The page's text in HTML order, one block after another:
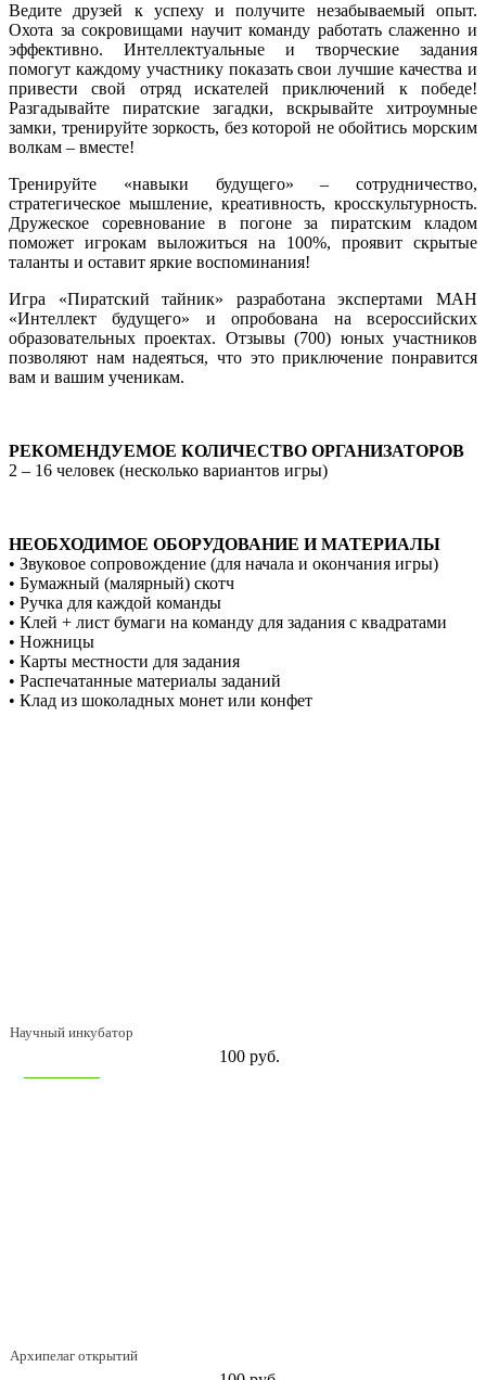
Ведите друзей к успеху и получите незабываемый опыт.
Охота за сокровищами научит команду работать слаженно и
эффективно. Интеллектуальные и творческие задания
помогут каждому участнику показать свои лучшие качества и
привести свой отряд искателей приключений к победе!
Разгадывайте пиратские загадки, вскрывайте хитроумные
замки, тренируйте зоркость, без которой не обойтись морским
волкам – вместе!
Тренируйте «навыки будущего» – сотрудничество,
стратегическое мышление, креативность, кросскультурность.
Дружеское соревнование в погоне за пиратским кладом
поможет игрокам выложиться на 100%, проявит скрытые
таланты и оставит яркие воспоминания!
Игра «Пиратский тайник» разработана экспертами МАН
«Интеллект будущего» и опробована на всероссийских
образовательных проектах. Отзывы (700) юных участников
позволяют нам надеяться, что это приключение понравится
вам и вашим ученикам.
РЕКОМЕНДУЕМОЕ КОЛИЧЕСТВО ОРГАНИЗАТОРОВ
2 – 16 человек (несколько вариантов игры)
НЕОБХОДИМОЕ ОБОРУДОВАНИЕ И МАТЕРИАЛЫ
• Звуковое сопровождение (для начала и окончания игры)
• Бумажный (малярный) скотч
• Ручка для каждой команды
• Клей + лист бумаги на команду для задания с квадратами
• Ножницы
• Карты местности для задания
• Распечатанные материалы заданий
• Клад из шоколадных монет или конфет
Научный инкубатор
100 руб.
Архипелаг открытий